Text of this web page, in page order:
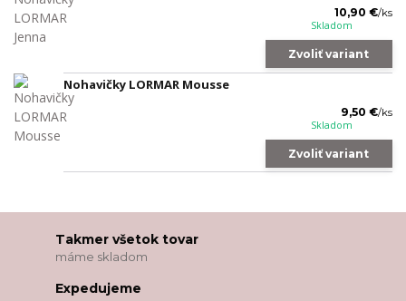
10,90 €/ks
Skladom
Zvoliť variant
Nohavičky LORMAR Mousse
9,50 €/ks
Skladom
Zvoliť variant
Takmer všetok tovar
máme skladom
Expedujeme